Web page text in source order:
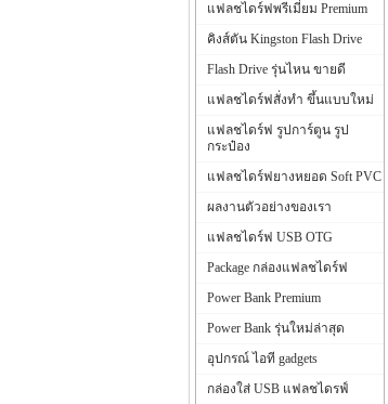
แฟลชไดร์ฟพรีเมี่ยม Premium
คิงส์ตัน Kingston Flash Drive
Flash Drive รุ่นไหน ขายดี
แฟลชไดร์ฟสั่งทำ ขึ้นแบบใหม่
แฟลชไดร์ฟ รูปการ์ตูน รูป
กระป๋อง
แฟลชไดร์ฟยางหยอด Soft PVC
ผลงานตัวอย่างของเรา
แฟลชไดร์ฟ USB OTG
Package กล่องแฟลชไดร์ฟ
Power Bank Premium
Power Bank รุ่นใหม่ล่าสุด
อุปกรณ์ ไอที gadgets
กล่องใส่ USB แฟลชไดรฟ์